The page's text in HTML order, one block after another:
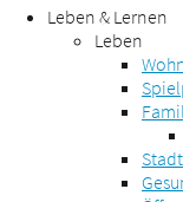
Leben & Lernen
Leben